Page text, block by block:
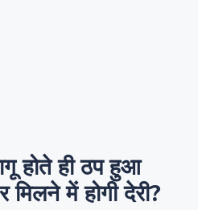
होते ही ठप हुआ
में होगी देरी?